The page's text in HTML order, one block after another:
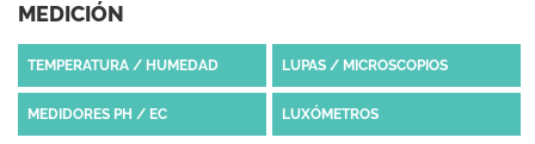
MEDICIÓN
TEMPERATURA / HUMEDAD LUPAS / MICROSCOPIOS
MEDIDORES PH / EC LUXÓMETROS